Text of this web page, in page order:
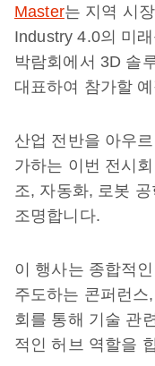
Master는 지역 시
Industry 4.0의 미
박람회에서 3D 솔
대표하여 참가할
산업 전반을 아우
가하는 이번 전시
조, 자동화, 로봇
조명합니다.
이 행사는 종합적
주도하는 콘퍼런스
회를 통해 기술 관
적인 허브 역할을